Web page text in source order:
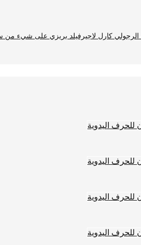
لاجيرفيلد بريزي على شيء من سلسلة كييدسوبر لربيع